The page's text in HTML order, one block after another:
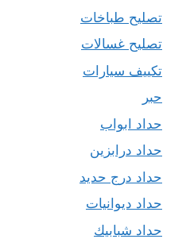
تصليح طباخات
تصليح غسالات
تكييف سيارات
حبر
حداد ابواب
حداد درابزين
حداد درج حديد
حداد ديوانيات
حداد شبابيك